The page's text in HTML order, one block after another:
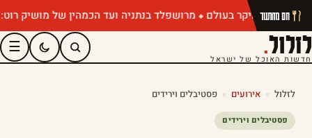
מרושפלד בנתניה ועד הכמהין של מושיק רוט: תפריטי חם מהתנור
לזלול.
חדשות האוכל של ישראל
☰
לזלול » אירועים » פסטיבלים וירידים
פסטיבלים וירידים